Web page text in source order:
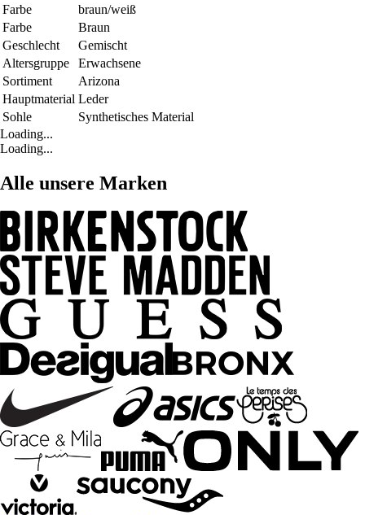
Farbe
braun/weiß
Farbe
Braun
Geschlecht
Gemischt
Altersgruppe
Erwachsene
Sortiment
Arizona
Hauptmaterial Leder
Sohle
Synthetisches Material
Loading...
Loading...
Alle unsere Marken